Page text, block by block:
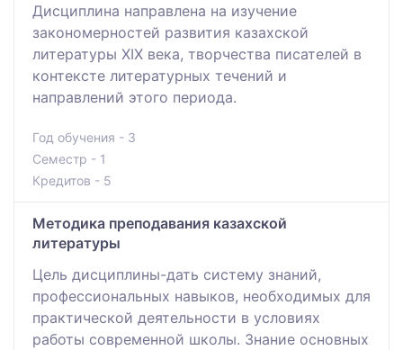
Дисциплина направлена на изучение
закономерностей развития казахской
литературы XIX века, творчества писателей в
контексте литературных течений и
направлений этого периода.
Год обучения - 3
Семестр - 1
Кредитов - 5
Методика преподавания казахской
литературы
Цель дисциплины-дать систему знаний,
профессиональных навыков, необходимых для
практической деятельности в условиях
работы современной школы. Знание основных